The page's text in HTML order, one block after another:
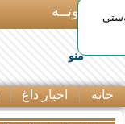
بـیتوتــه
منو
خانه اخبار داغ